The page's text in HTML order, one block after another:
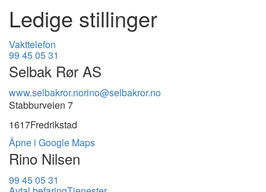
Ledige stillinger
Vakttelefon
99 45 05 31
Selbak Rør AS
www.selbakror.norino@selbakror.no
Stabburveien 7
1617Fredrikstad
Åpne i Google Maps
Rino Nilsen
99 45 05 31